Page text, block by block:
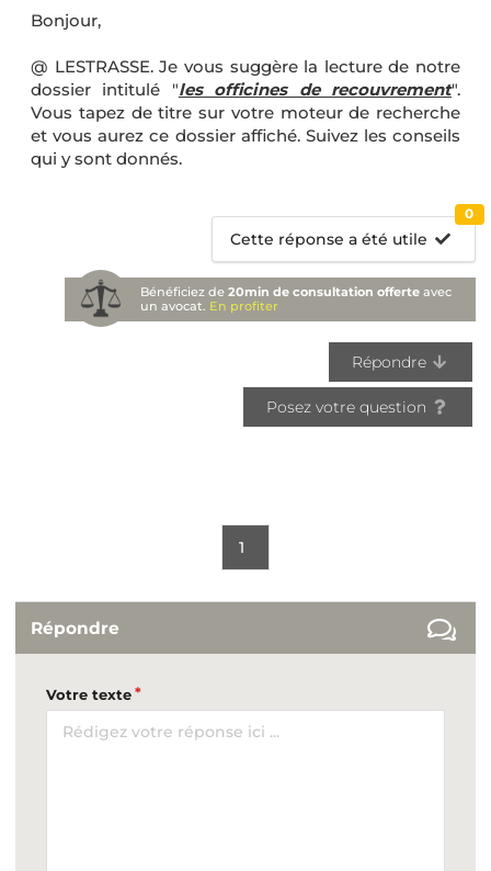
Bonjour,
@ LESTRASSE. Je vous suggère la lecture de notre
dossier intitulé "les officines de recouvrement".
Vous tapez de titre sur votre moteur de recherche
et vous aurez ce dossier affiché. Suivez les conseils
qui y sont donnés.
Cette réponse a été utile
0
Bénéficiez de20min de consultation offerte avec
un avocat. En profiter
Répondre
Posez votre question
1
Répondre
Votre texte